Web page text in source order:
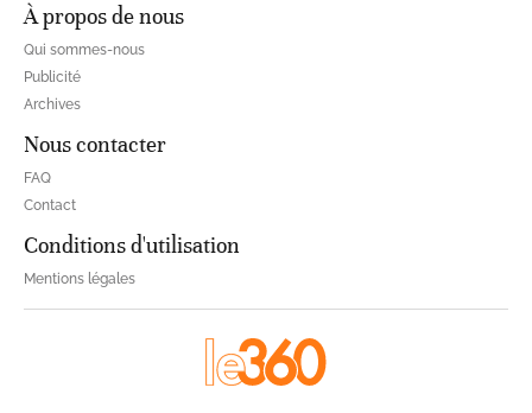
À propos de nous
Qui sommes-nous
Publicité
Archives
Nous contacter
FAQ
Contact
Conditions d'utilisation
Mentions légales